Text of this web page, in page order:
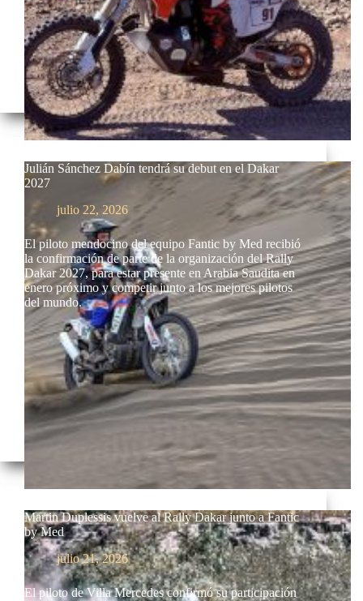
Julián Sánchez Dabín tendrá su debut en el Dakar
2027
julio 22, 2026
El piloto mendocino del equipo Fantic by Med recibió
la confirmación de parte de la organización del Rally
Dakar 2027, para estar presente en Arabia Saudita en
enero próximo y competir junto a los mejores pilotos
del mundo.
Martin Duplessis vuelve al Rally Dakar junto a Fantic
by Med
julio 21, 2026
El piloto de Villa Mercedes confirmó su participación